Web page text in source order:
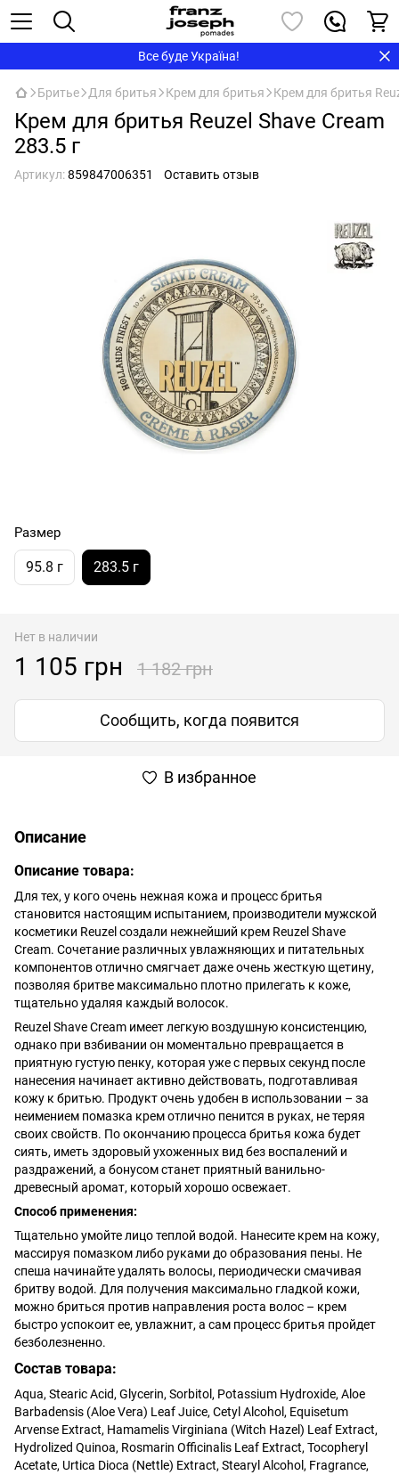
Все буде Україна!
Бритье Для бритья Крем для бритья Крем для бритья
Крем для бритья Reuzel Shave Cream
283.5 г
Артикул:859847006351 Оставить отзыв
Размер
95.8 г 283.5 г
Нет в наличии
1 105 грн 1 182 грн
Сообщить, когда появится
В избранное
Описание
Описание товара:
Для тех, у кого очень нежная кожа и процесс бритья
становится настоящим испытанием, производители мужской
косметики Reuzel создали нежнейший крем Reuzel Shave
Cream. Сочетание различных увлажняющих и питательных
компонентов отлично смягчает даже очень жесткую щетину,
позволяя бритве максимально плотно прилегать к коже,
тщательно удаляя каждый волосок.
Reuzel Shave Cream имеет легкую воздушную консистенцию,
однако при взбивании он моментально превращается в
приятную густую пенку, которая уже с первых секунд после
нанесения начинает активно действовать, подготавливая
кожу к бритью. Продукт очень удобен в использовании – за
неимением помазка крем отлично пенится в руках, не теряя
своих свойств. По окончанию процесса бритья кожа будет
сиять, иметь здоровый ухоженных вид без воспалений и
раздражений, а бонусом станет приятный ванильно-
древесный аромат, который хорошо освежает.
Способ применения:
Тщательно умойте лицо теплой водой. Нанесите крем на кожу,
массируя помазком либо руками до образования пены. Не
спеша начинайте удалять волосы, периодически смачивая
бритву водой. Для получения максимально гладкой кожи,
можно бриться против направления роста волос – крем
быстро успокоит ее, увлажнит, а сам процесс бритья пройдет
безболезненно.
Состав товара:
Aqua, Stearic Acid, Glycerin, Sorbitol, Potassium Hydroxide, Aloe
Barbadensis (Aloe Vera) Leaf Juice, Cetyl Alcohol, Equisetum
Arvense Extract, Hamamelis Virginiana (Witch Hazel) Leaf Extract,
Hydrolized Quinoa, Rosmarin Officinalis Leaf Extract, Tocopheryl
Acetate, Urtica Dioca (Nettle) Extract, Stearyl Alcohol, Fragrance,